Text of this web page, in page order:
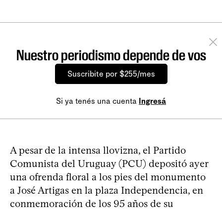
Nuestro periodismo depende de vos
Suscribite por $255/mes
Si ya tenés una cuenta Ingresá
A pesar de la intensa llovizna, el Partido
Comunista del Uruguay (PCU) depositó ayer
una ofrenda floral a los pies del monumento
a José Artigas en la plaza Independencia, en
conmemoración de los 95 años de su